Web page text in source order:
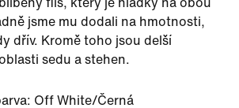
flís, který je hladký na obou
jsme mu dodali na hmotnosti,
dřív. Kromě toho jsou delší
sedu a stehen.
Off White/Černá